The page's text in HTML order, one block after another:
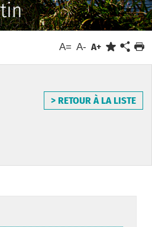
A= A- A+
> RETOUR À LA LISTE